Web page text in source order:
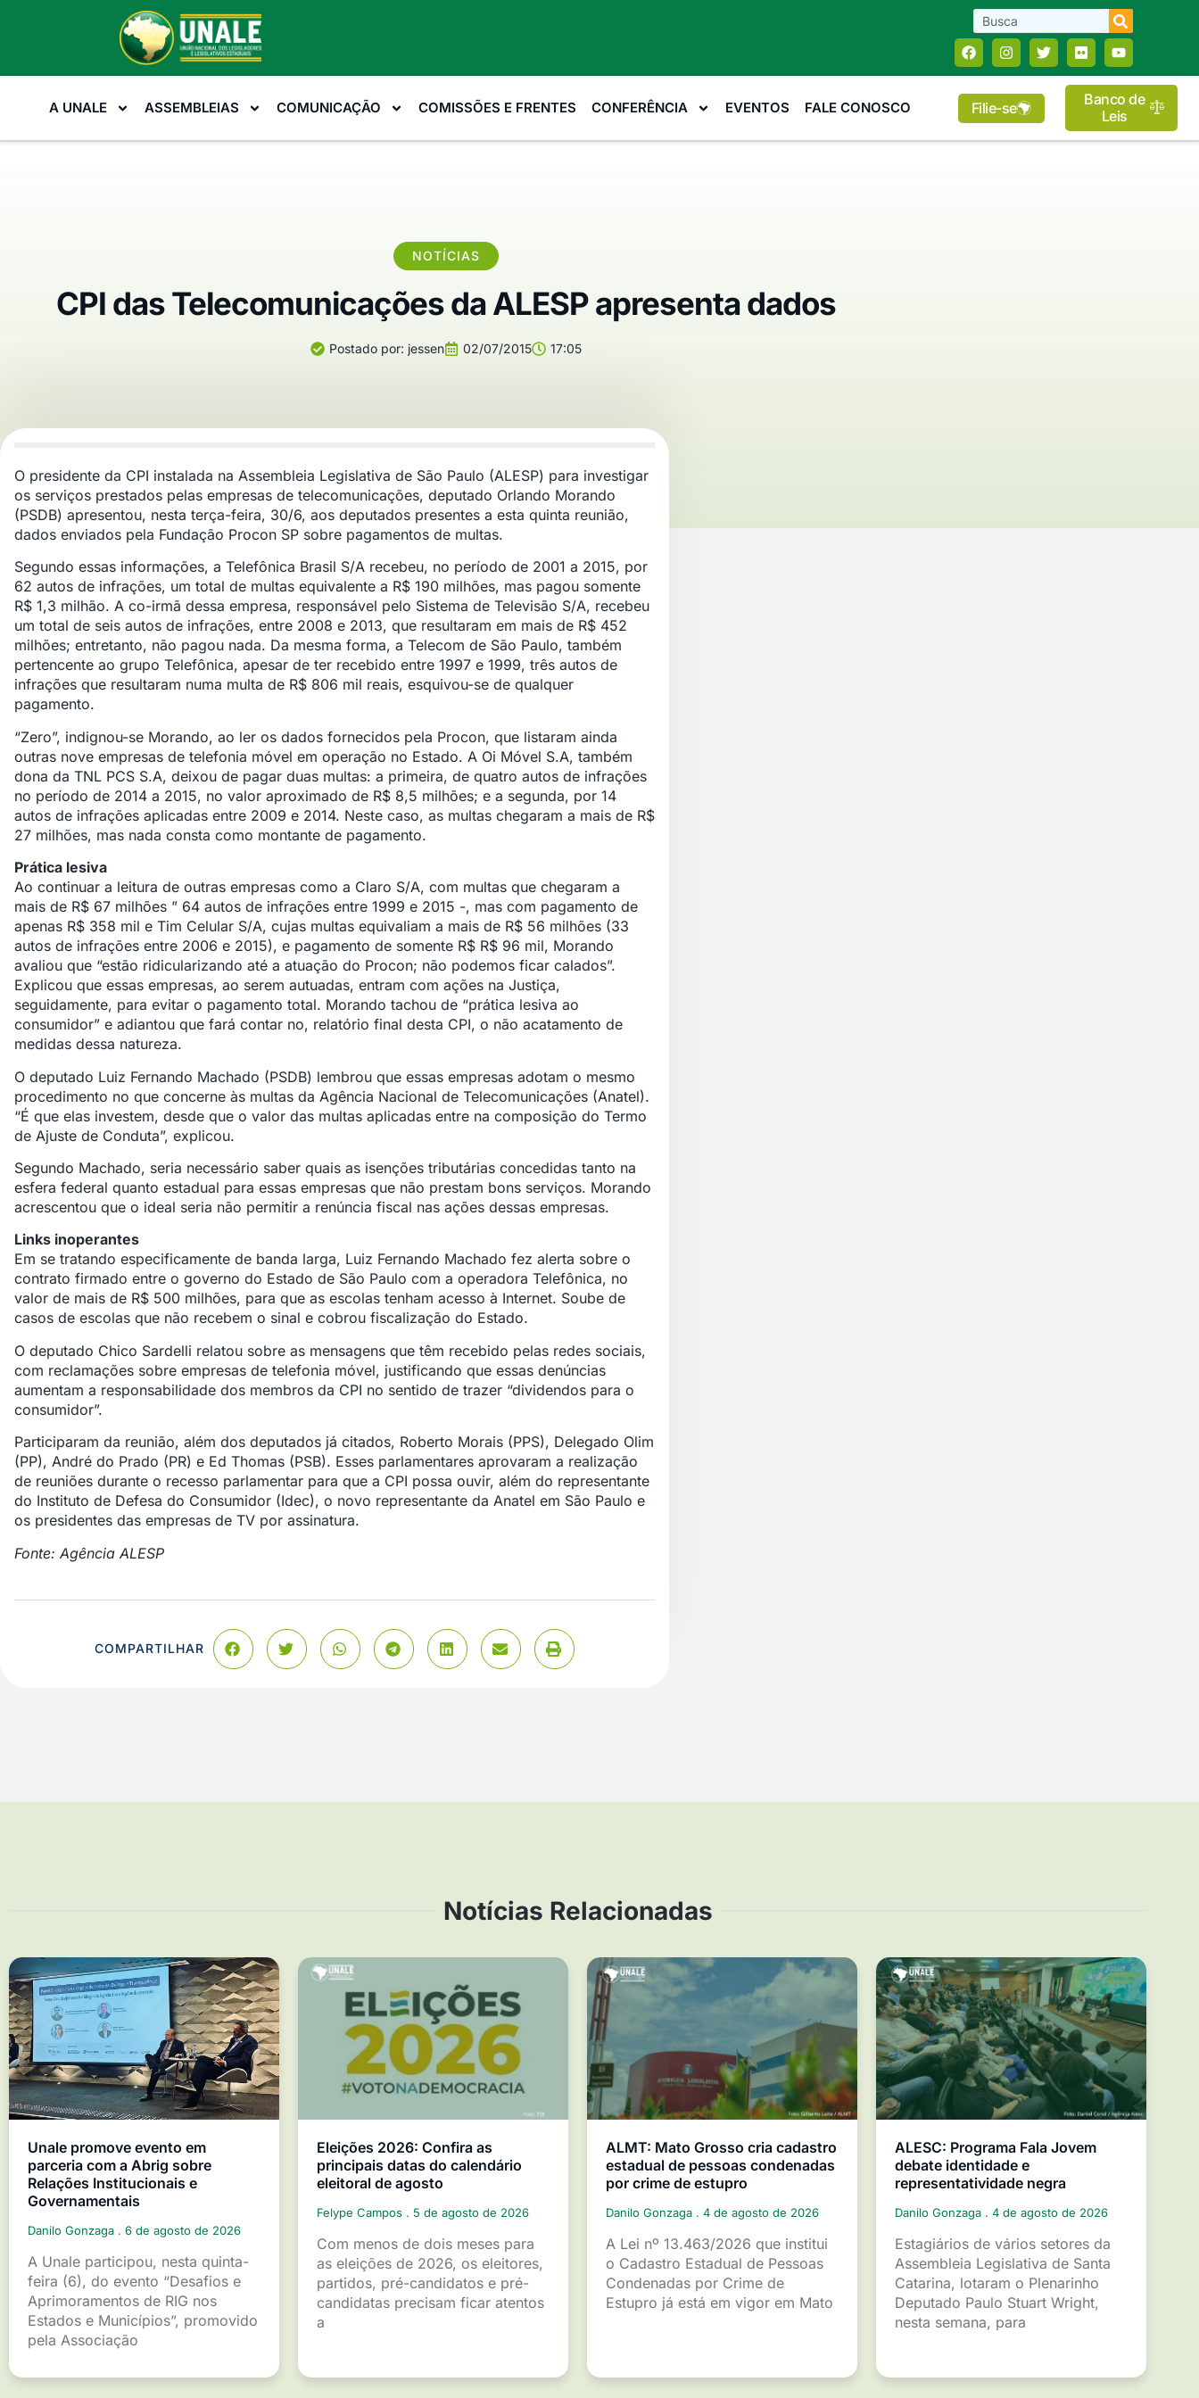
A UNALE ASSEMBLEIAS COMUNICAÇÃO COMISSÕES E FRENTES CONFERÊNCIA EVENTOS FALE CONOSCO Filie-se
Banco de
Leis
NOTÍCIAS
CPI das Telecomunicações da ALESP apresenta dados
Postado por: jessen 02/07/2015 17:05
O presidente da CPI instalada na Assembleia Legislativa de São Paulo (ALESP) para investigar
os serviços prestados pelas empresas de telecomunicações, deputado Orlando Morando
(PSDB) apresentou, nesta terça-feira, 30/6, aos deputados presentes a esta quinta reunião,
dados enviados pela Fundação Procon SP sobre pagamentos de multas.
Segundo essas informações, a Telefônica Brasil S/A recebeu, no período de 2001 a 2015, por
62 autos de infrações, um total de multas equivalente a R$ 190 milhões, mas pagou somente
R$ 1,3 milhão. A co-irmã dessa empresa, responsável pelo Sistema de Televisão S/A, recebeu
um total de seis autos de infrações, entre 2008 e 2013, que resultaram em mais de R$ 452
milhões; entretanto, não pagou nada. Da mesma forma, a Telecom de São Paulo, também
pertencente ao grupo Telefônica, apesar de ter recebido entre 1997 e 1999, três autos de
infrações que resultaram numa multa de R$ 806 mil reais, esquivou-se de qualquer
pagamento.
“Zero”, indignou-se Morando, ao ler os dados fornecidos pela Procon, que listaram ainda
outras nove empresas de telefonia móvel em operação no Estado. A Oi Móvel S.A, também
dona da TNL PCS S.A, deixou de pagar duas multas: a primeira, de quatro autos de infrações
no período de 2014 a 2015, no valor aproximado de R$ 8,5 milhões; e a segunda, por 14
autos de infrações aplicadas entre 2009 e 2014. Neste caso, as multas chegaram a mais de R$
27 milhões, mas nada consta como montante de pagamento.
Prática lesiva
Ao continuar a leitura de outras empresas como a Claro S/A, com multas que chegaram a
mais de R$ 67 milhões ” 64 autos de infrações entre 1999 e 2015 -, mas com pagamento de
apenas R$ 358 mil e Tim Celular S/A, cujas multas equivaliam a mais de R$ 56 milhões (33
autos de infrações entre 2006 e 2015), e pagamento de somente R$ R$ 96 mil, Morando
avaliou que “estão ridicularizando até a atuação do Procon; não podemos ficar calados”.
Explicou que essas empresas, ao serem autuadas, entram com ações na Justiça,
seguidamente, para evitar o pagamento total. Morando tachou de “prática lesiva ao
consumidor” e adiantou que fará contar no, relatório final desta CPI, o não acatamento de
medidas dessa natureza.
O deputado Luiz Fernando Machado (PSDB) lembrou que essas empresas adotam o mesmo
procedimento no que concerne às multas da Agência Nacional de Telecomunicações (Anatel).
“É que elas investem, desde que o valor das multas aplicadas entre na composição do Termo
de Ajuste de Conduta”, explicou.
Segundo Machado, seria necessário saber quais as isenções tributárias concedidas tanto na
esfera federal quanto estadual para essas empresas que não prestam bons serviços. Morando
acrescentou que o ideal seria não permitir a renúncia fiscal nas ações dessas empresas.
Links inoperantes
Em se tratando especificamente de banda larga, Luiz Fernando Machado fez alerta sobre o
contrato firmado entre o governo do Estado de São Paulo com a operadora Telefônica, no
valor de mais de R$ 500 milhões, para que as escolas tenham acesso à Internet. Soube de
casos de escolas que não recebem o sinal e cobrou fiscalização do Estado.
O deputado Chico Sardelli relatou sobre as mensagens que têm recebido pelas redes sociais,
com reclamações sobre empresas de telefonia móvel, justificando que essas denúncias
aumentam a responsabilidade dos membros da CPI no sentido de trazer “dividendos para o
consumidor”.
Participaram da reunião, além dos deputados já citados, Roberto Morais (PPS), Delegado Olim
(PP), André do Prado (PR) e Ed Thomas (PSB). Esses parlamentares aprovaram a realização
de reuniões durante o recesso parlamentar para que a CPI possa ouvir, além do representante
do Instituto de Defesa do Consumidor (Idec), o novo representante da Anatel em São Paulo e
os presidentes das empresas de TV por assinatura.
Fonte: Agência ALESP
COMPARTILHAR
Notícias Relacionadas
Unale promove evento em
parceria com a Abrig sobre
Relações Institucionais e
Governamentais
Danilo Gonzaga 6 de agosto de 2026
A Unale participou, nesta quinta-
feira (6), do evento “Desafios e
Aprimoramentos de RIG nos
Estados e Municípios”, promovido
pela Associação
Eleições 2026: Confira as
principais datas do calendário
eleitoral de agosto
Felype Campos 5 de agosto de 2026
Com menos de dois meses para
as eleições de 2026, os eleitores,
partidos, pré-candidatos e pré-
candidatas precisam ficar atentos
a
ALMT: Mato Grosso cria cadastro
estadual de pessoas condenadas
por crime de estupro
Danilo Gonzaga 4 de agosto de 2026
A Lei nº 13.463/2026 que institui
o Cadastro Estadual de Pessoas
Condenadas por Crime de
Estupro já está em vigor em Mato
ALESC: Programa Fala Jovem
debate identidade e
representatividade negra
Danilo Gonzaga 4 de agosto de 2026
Estagiários de vários setores da
Assembleia Legislativa de Santa
Catarina, lotaram o Plenarinho
Deputado Paulo Stuart Wright,
nesta semana, para